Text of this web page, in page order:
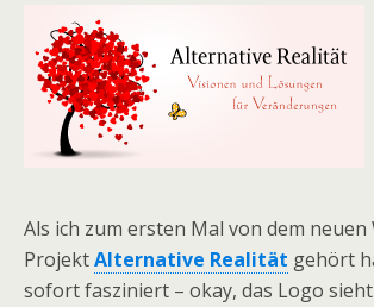
Als ich zum ersten Mal von dem neuen
ProjektAlternative Realität gehört
sofort fasziniert – okay, das Logo